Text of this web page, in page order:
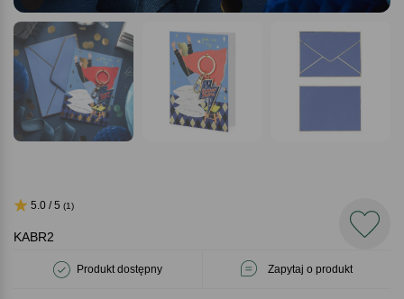
KABR2
Produkt dostępny Zapytaj o produkt
5.0 / 5 (1)